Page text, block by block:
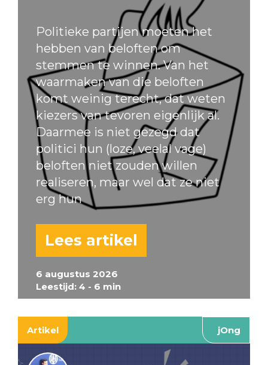
6 augustus 2026
Leestijd: 4 - 6 min
Politieke partijen moeten het
hebben van beloften om
stemmen te winnen. Van het
waarmaken van die beloften
komt weinig terecht, dat weten
kiezers van tevoren eigenlijk al.
Daarmee is niet gezegd dat
politici hun (loze, veelal vage)
beloften niet zouden willen
realiseren, maar wel dat ze niet
erg hun
Lees artikel
Artikel jOng